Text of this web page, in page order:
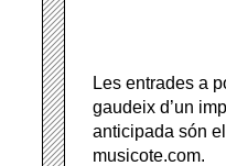
Les entrades a
gaudeix d’un
anticipada són
musicote.com.